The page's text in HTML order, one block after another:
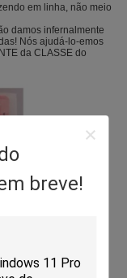
breve!
em linha, não meio
damos infernalmente
Nós ajudá-lo-emos
da CLASSE do